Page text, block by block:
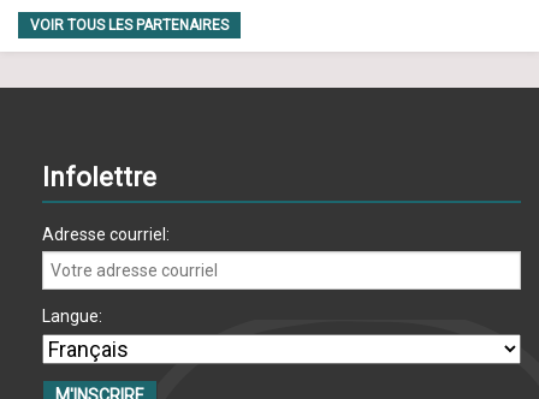
VOIR TOUS LES PARTENAIRES
Infolettre
Adresse courriel:
Langue: